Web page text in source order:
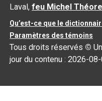
Laval,feu Michel
Qu’est-ce que le
Paramètres des témoins
Tous droits réservés ©
jour du contenu :2026-